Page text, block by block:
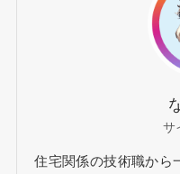
サ
住宅関係の技術職から